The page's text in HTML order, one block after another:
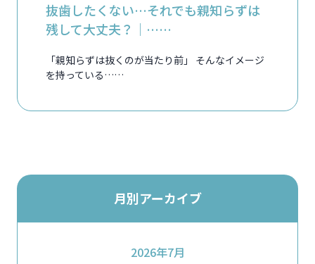
抜歯したくない…それでも親知らずは
残して大丈夫？｜……
「親知らずは抜くのが当たり前」 そんなイメージ
を持っている……
月別アーカイブ
2026年7月